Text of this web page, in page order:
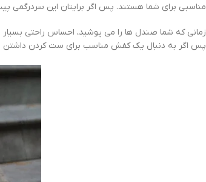
مناسبی برای شما هستند. پس اگر برایتان این سردرگمی
زمانی که شما صندل ها را می پوشید، احساس راحتی بسیار
پس اگر به دنبال یک کفش مناسب برای ست کردن داشتن